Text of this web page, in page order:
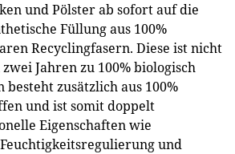
und Pölster ab sofort auf die
Füllung aus 100%
Recyclingfasern. Diese ist nicht
Jahren zu 100% biologisch
zusätzlich aus 100%
und ist somit doppelt
Eigenschaften wie
und